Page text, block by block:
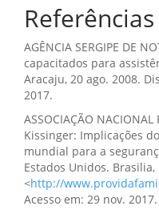
Referências
AGÊNCIA SERGIPE DE
capacitados para
Aracaju, 20 ago. 2008.
2017.
ASSOCIAÇÃO
Kissinger: Implicações
mundial para a
Estados Unidos.
<http://
Acesso em: 29 nov. 2017.